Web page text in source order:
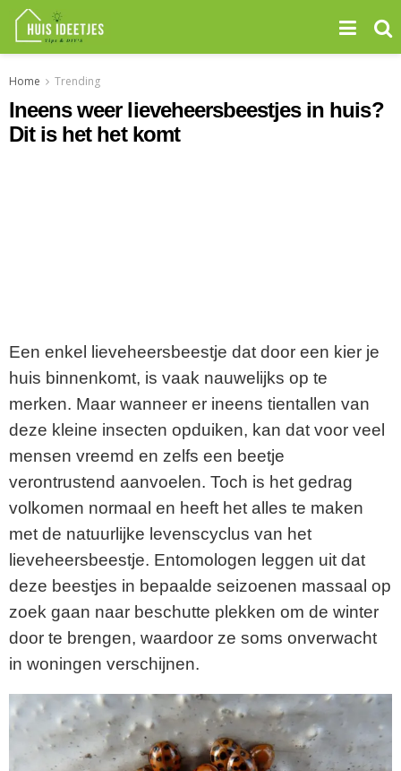
Home Trending
Ineens weer lieveheersbeestjes in huis?
Dit is het het komt
Een enkel lieveheersbeestje dat door een kier je
huis binnenkomt, is vaak nauwelijks op te
merken. Maar wanneer er ineens tientallen van
deze kleine insecten opduiken, kan dat voor veel
mensen vreemd en zelfs een beetje
verontrustend aanvoelen. Toch is het gedrag
volkomen normaal en heeft het alles te maken
met de natuurlijke levenscyclus van het
lieveheersbeestje. Entomologen leggen uit dat
deze beestjes in bepaalde seizoenen massaal op
zoek gaan naar beschutte plekken om de winter
door te brengen, waardoor ze soms onverwacht
in woningen verschijnen.